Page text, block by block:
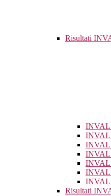
Risultati
Risultati